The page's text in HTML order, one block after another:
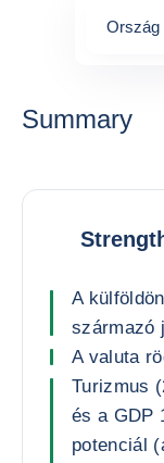
Ország
Summary
A
származó
A valuta
Turizmus
és a GDP
potenciál